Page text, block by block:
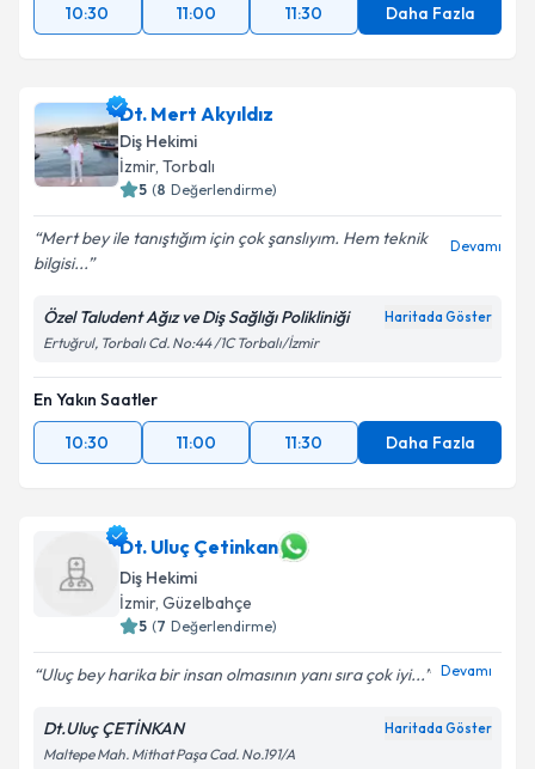
10:30
11:00 11:30 Daha Fazla
Dt. Mert Akyıldız
Diş Hekimi
İzmir, Torbalı
5 (8 Değerlendirme)
Mert bey ile tanıştığım için çok şanslıyım. Hem teknik
bilgisi...
Devamı
Özel Taludent Ağız ve Diş Sağlığı Polikliniği Haritada Göster
Ertuğrul, Torbalı Cd. No:44 /1C Torbalı/İzmir
En Yakın Saatler
10:30
11:00 11:30 Daha Fazla
Dt. Uluç Çetinkan
Diş Hekimi
İzmir, Güzelbahçe
5 (7 Değerlendirme)
Uluç bey harika bir insan olmasının yanı sıra çok iyi... Devamı
Dt.Uluç ÇETİNKAN Haritada Göster
Maltepe Mah. Mithat Paşa Cad. No.191/A